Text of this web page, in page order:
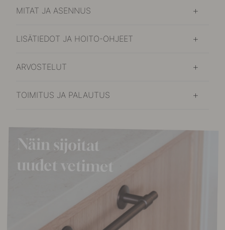
MITAT JA ASENNUS
LISÄTIEDOT JA HOITO-OHJEET
ARVOSTELUT
TOIMITUS JA PALAUTUS